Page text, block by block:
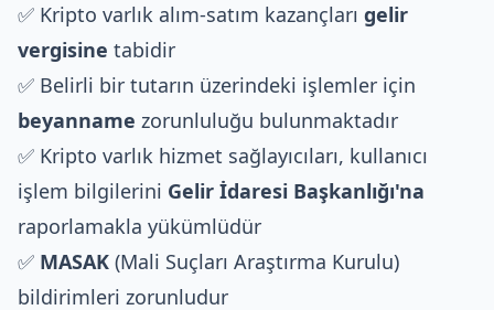
✅ Kripto varlık alım-satım kazançları gelir
vergisine tabidir
✅ Belirli bir tutarın üzerindeki işlemler için
beyanname zorunluluğu bulunmaktadır
✅ Kripto varlık hizmet sağlayıcıları, kullanıcı
işlem bilgilerini Gelir İdaresi Başkanlığı'na
raporlamakla yükümlüdür
✅ MASAK (Mali Suçları Araştırma Kurulu)
bildirimleri zorunludur